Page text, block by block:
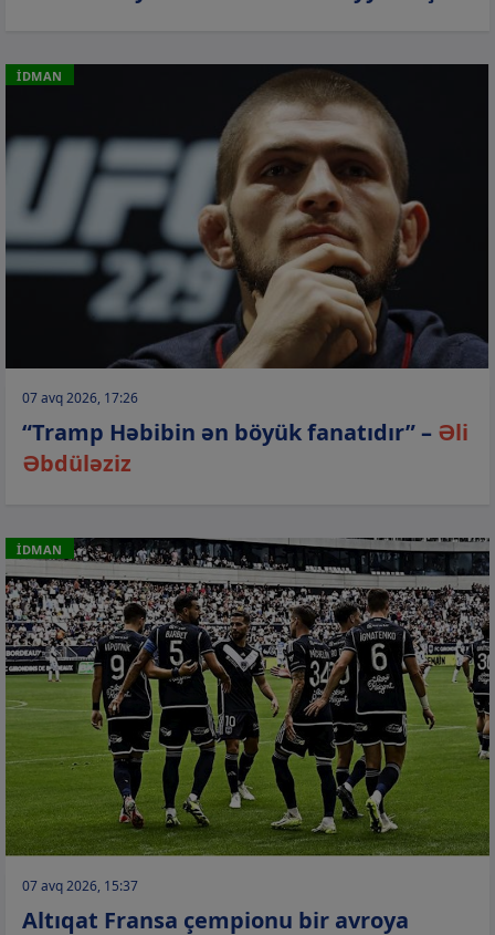
İDMAN
07 avq 2026, 17:26
“Tramp Həbibin ən böyük fanatıdır” – Əli
Əbdüləziz
İDMAN
07 avq 2026, 15:37
Altıqat Fransa çempionu bir avroya